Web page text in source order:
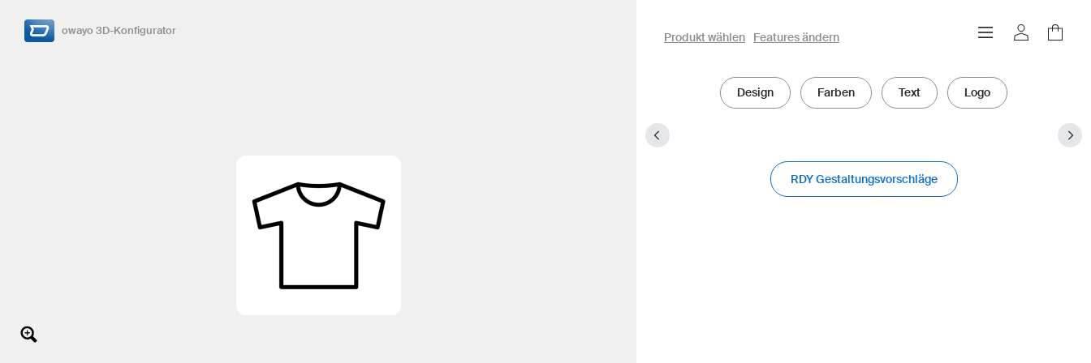
owayo 3D-Konfigurator
Produkt wählen Features ändern
Design Farben Text Logo
RDY Gestaltungsvorschläge